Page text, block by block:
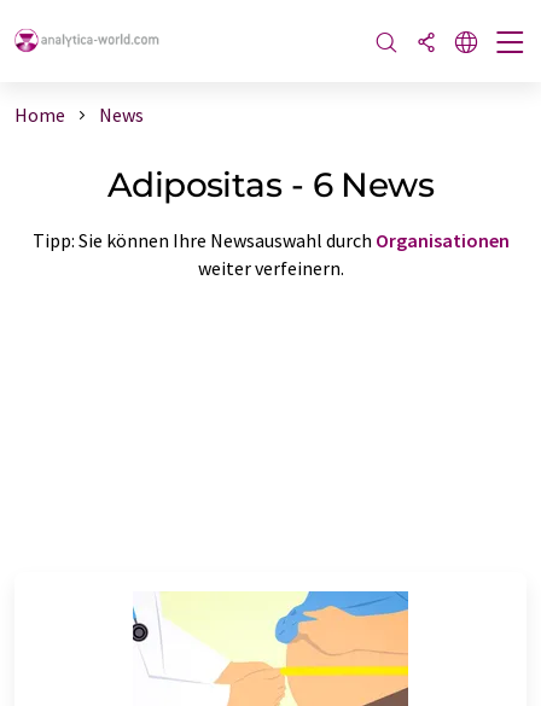
Home News
Adipositas - 6 News
Tipp: Sie können Ihre Newsauswahl durch Organisationen
weiter verfeinern.